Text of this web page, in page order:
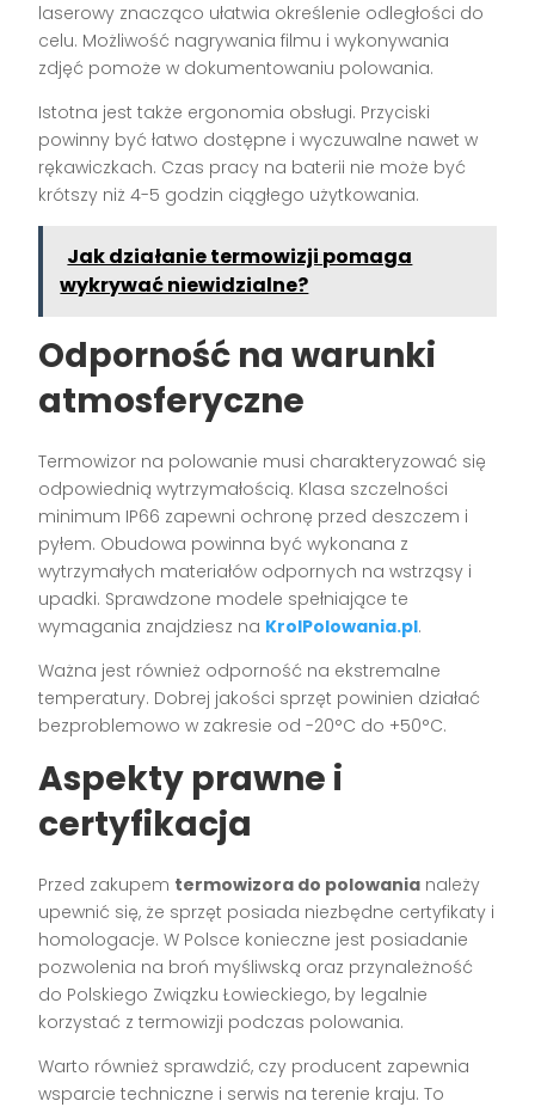
laserowy znacząco ułatwia określenie odległości do
celu. Możliwość nagrywania filmu i wykonywania
zdjęć pomoże w dokumentowaniu polowania.
Istotna jest także ergonomia obsługi. Przyciski
powinny być łatwo dostępne i wyczuwalne nawet w
rękawiczkach. Czas pracy na baterii nie może być
krótszy niż 4-5 godzin ciągłego użytkowania.
Jak działanie termowizji pomaga
wykrywać niewidzialne?
Odporność na warunki
atmosferyczne
Termowizor na polowanie musi charakteryzować się
odpowiednią wytrzymałością. Klasa szczelności
minimum IP66 zapewni ochronę przed deszczem i
pyłem. Obudowa powinna być wykonana z
wytrzymałych materiałów odpornych na wstrząsy i
upadki. Sprawdzone modele spełniające te
wymagania znajdziesz na KrolPolowania.pl.
Ważna jest również odporność na ekstremalne
temperatury. Dobrej jakości sprzęt powinien działać
bezproblemowo w zakresie od -20°C do +50°C.
Aspekty prawne i
certyfikacja
Przed zakupem termowizora do polowania należy
upewnić się, że sprzęt posiada niezbędne certyfikaty i
homologacje. W Polsce konieczne jest posiadanie
pozwolenia na broń myśliwską oraz przynależność
do Polskiego Związku Łowieckiego, by legalnie
korzystać z termowizji podczas polowania.
Warto również sprawdzić, czy producent zapewnia
wsparcie techniczne i serwis na terenie kraju. To